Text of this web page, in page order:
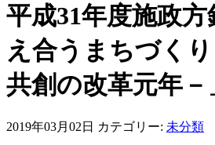
平成31年度施政
え合うまちづく
共創の改革元年－
2019年03月02日 カテゴリー: 未分類